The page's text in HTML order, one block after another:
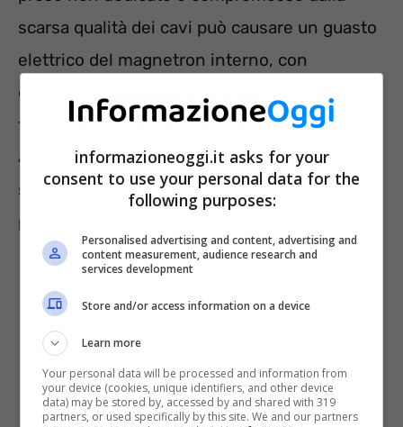
scarsa qualità dei cavi può causare un guasto
elettrico del magnetron interno, con
conseguente emissione di scintille o
fuoriuscita di vapore bollente. In caso di
apertura dello sportello nel momento
sbagliato, l’esplosione può essere violenta e
provocare ustioni gravi.
informazioneoggi.it asks for your
consent to use your personal data for the
following purposes:
Personalised advertising and content, advertising and
content measurement, audience research and
services development
Store and/or access information on a device
Learn more
Your personal data will be processed and information from
your device (cookies, unique identifiers, and other device
data) may be stored by, accessed by and shared with 319
partners, or used specifically by this site. We and our partners